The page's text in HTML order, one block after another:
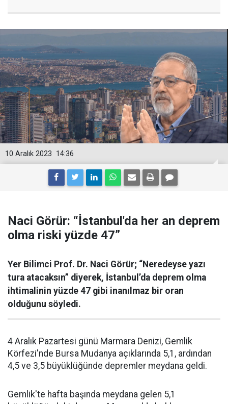
14:36
10 Aralık 2023
Naci Görür: “İstanbul'da her an deprem
olma riski yüzde 47”
Yer Bilimci Prof. Dr. Naci Görür; “Neredeyse yazı
tura atacaksın” diyerek, İstanbul’da deprem olma
ihtimalinin yüzde 47 gibi inanılmaz bir oran
olduğunu söyledi.
4 Aralık Pazartesi günü Marmara Denizi, Gemlik
Körfezi'nde Bursa Mudanya açıklarında 5,1, ardından
4,5 ve 3,5 büyüklüğünde depremler meydana geldi.
Gemlik'te hafta başında meydana gelen 5,1